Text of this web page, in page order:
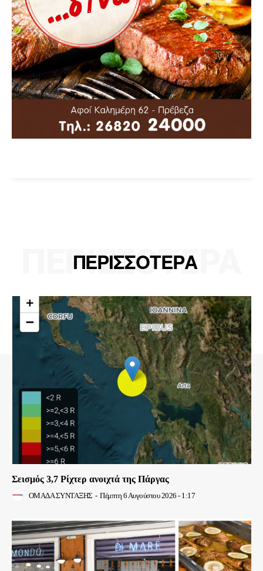
ΠΕΡΙΣΣΟΤΕΡΑ
ΠΕΡΙΣΣΟΤΕΡΑ
Σεισμός 3,7 Ρίχτερ ανοιχτά της Πάργας
ΟΜΑΔΑ ΣΥΝΤΑΞΗΣ - Πέμπτη 6 Αυγούστου 2026 - 1:17